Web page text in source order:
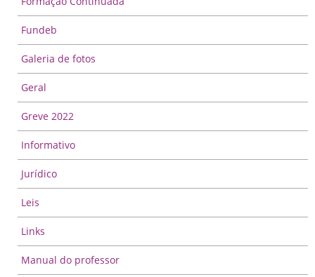
Fundeb
Galeria de fotos
Geral
Greve 2022
Informativo
Jurídico
Leis
Links
Manual do professor